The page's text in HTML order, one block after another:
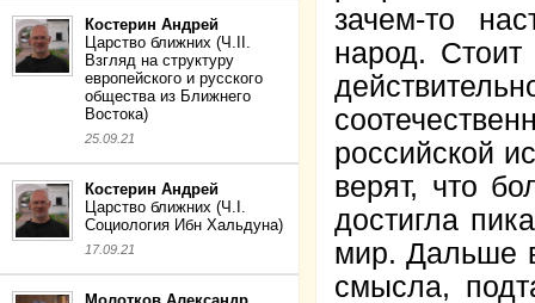
Костерин Андрей
Царство ближних (Ч.II.
Взгляд на структуру
европейского и русского
общества из Ближнего
Востока)
25.09.21
Костерин Андрей
Царство ближних (Ч.I.
Социология Ибн Хальдуна)
17.09.21
зачем-то
народ. Стоит
российской
верят, что
достигла
мир. Дальше
смысла,